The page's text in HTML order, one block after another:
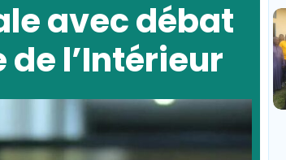
avec débat
l’Intérieur